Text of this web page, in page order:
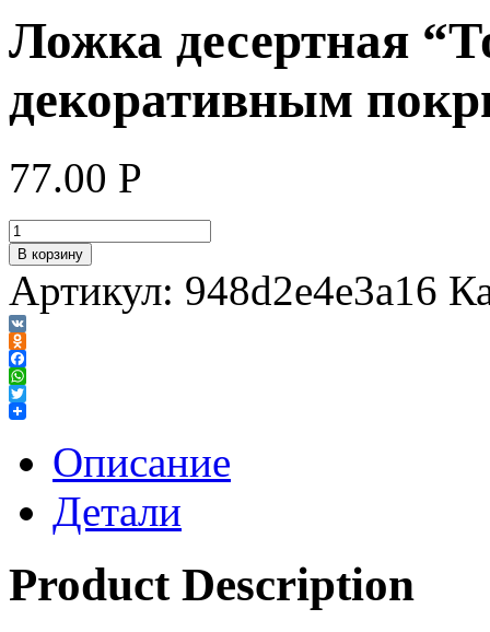
Ложка десертная
декоративным
77.00 Р
В корзину
Артикул: 948d2e4e3a16
VK
Odnoklassniki
Facebook
WhatsApp
Twitter
Описание
Детали
Product Description